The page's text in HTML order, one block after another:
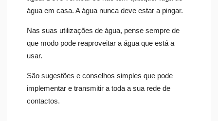
água em casa. A água nunca deve estar a pingar.
Nas suas utilizações de água, pense sempre de
que modo pode reaproveitar a água que está a
usar.
São sugestões e conselhos simples que pode
implementar e transmitir a toda a sua rede de
contactos.